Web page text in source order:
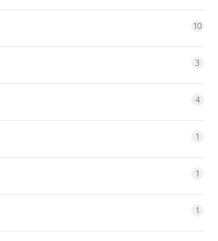
10
3
4
1
1
1